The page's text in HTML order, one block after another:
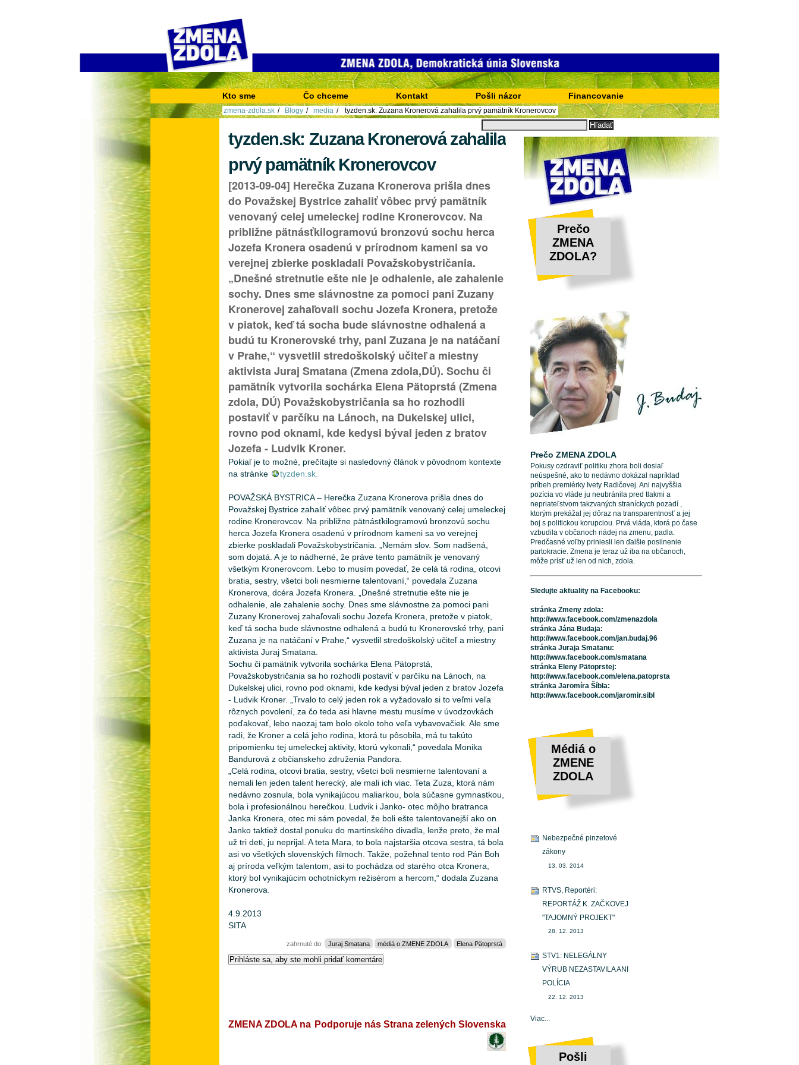
Kto sme Čo chceme Kontakt Pošli názor Financovanie
zmena-zdola.sk / Blogy / media /
tyzden.sk: Zuzana Kronerová zahalila prvý pamätník Kronerovcov
Rozšírené
vyhľadávanie...
tyzden.sk: Zuzana Kronerová zahalila
prvý pamätník Kronerovcov
[2013-09-04] Herečka Zuzana Kronerova prišla dnes
do Považskej Bystrice zahaliť vôbec prvý pamätník
venovaný celej umeleckej rodine Kronerovcov. Na
približne pätnásťkilogramovú bronzovú sochu herca
Jozefa Kronera osadenú v prírodnom kameni sa vo
verejnej zbierke poskladali Považskobystričania.
„Dnešné stretnutie ešte nie je odhalenie, ale zahalenie
sochy. Dnes sme slávnostne za pomoci pani Zuzany
Kronerovej zahaľovali sochu Jozefa Kronera, pretože
v piatok, keď tá socha bude slávnostne odhalená a
budú tu Kronerovské trhy, pani Zuzana je na natáčaní
v Prahe,“ vysvetlil stredoškolský učiteľ a miestny
aktivista Juraj Smatana (Zmena zdola,DÚ). Sochu či
pamätník vytvorila sochárka Elena Pätoprstá (Zmena
zdola, DÚ) Považskobystričania sa ho rozhodli
postaviť v parčíku na Lánoch, na Dukelskej ulici,
rovno pod oknami, kde kedysi býval jeden z bratov
Jozefa - Ludvik Kroner.
Pokiaľ je to možné, prečítajte si nasledovný článok v pôvodnom kontexte
na stránke
tyzden.sk.
POVAŽSKÁ BYSTRICA – Herečka Zuzana Kronerova prišla dnes do
Považskej Bystrice zahaliť vôbec prvý pamätník venovaný celej umeleckej
rodine Kronerovcov. Na približne pätnásťkilogramovú bronzovú sochu
herca Jozefa Kronera osadenú v prírodnom kameni sa vo verejnej
zbierke poskladali Považskobystričania. „Nemám slov. Som nadšená,
som dojatá. A je to nádherné, že práve tento pamätník je venovaný
všetkým Kronerovcom. Lebo to musím povedať, že celá tá rodina, otcovi
bratia, sestry, všetci boli nesmierne talentovaní,“ povedala Zuzana
Kronerova, dcéra Jozefa Kronera. „Dnešné stretnutie ešte nie je
odhalenie, ale zahalenie sochy. Dnes sme slávnostne za pomoci pani
Zuzany Kronerovej zahaľovali sochu Jozefa Kronera, pretože v piatok,
keď tá socha bude slávnostne odhalená a budú tu Kronerovské trhy, pani
Zuzana je na natáčaní v Prahe,“ vysvetlil stredoškolský učiteľ a miestny
aktivista Juraj Smatana.
Sochu či pamätník vytvorila sochárka Elena Pätoprstá,
Považskobystričania sa ho rozhodli postaviť v parčíku na Lánoch, na
Dukelskej ulici, rovno pod oknami, kde kedysi býval jeden z bratov Jozefa
- Ludvik Kroner. „Trvalo to celý jeden rok a vyžadovalo si to veľmi veľa
rôznych povolení, za čo teda asi hlavne mestu musíme v úvodzovkách
poďakovať, lebo naozaj tam bolo okolo toho veľa vybavovačiek. Ale sme
radi, že Kroner a celá jeho rodina, ktorá tu pôsobila, má tu takúto
pripomienku tej umeleckej aktivity, ktorú vykonali,“ povedala Monika
Bandurová z občianskeho združenia Pandora.
„Celá rodina, otcovi bratia, sestry, všetci boli nesmierne talentovaní a
nemali len jeden talent herecký, ale mali ich viac. Teta Zuza, ktorá nám
nedávno zosnula, bola vynikajúcou maliarkou, bola súčasne gymnastkou,
bola i profesionálnou herečkou. Ludvik i Janko- otec môjho bratranca
Janka Kronera, otec mi sám povedal, že boli ešte talentovanejší ako on.
Janko taktiež dostal ponuku do martinského divadla, lenže preto, že mal
už tri deti, ju neprijal. A teta Mara, to bola najstaršia otcova sestra, tá bola
asi vo všetkých slovenských filmoch. Takže, požehnal tento rod Pán Boh
aj príroda veľkým talentom, asi to pochádza od starého otca Kronera,
ktorý bol vynikajúcim ochotníckym režisérom a hercom,“ dodala Zuzana
Kronerova.
4.9.2013
SITA
zahrnuté do: Juraj Smatana médiá o ZMENE ZDOLA Elena Pätoprstá
ZMENA ZDOLA na Podporuje nás Strana zelených Slovenska
Prečo
ZMENA
ZDOLA?
Prečo ZMENA ZDOLA
Pokusy ozdraviť politiku zhora boli dosiaľ
neúspešné, ako to nedávno dokázal napríklad
príbeh premiérky Ivety Radičovej. Ani najvyššia
pozícia vo vláde ju neubránila pred tlakmi a
nepriateľstvom takzvaných straníckych pozadí ,
ktorým prekážal jej dôraz na transparentnosť a jej
boj s politickou korupciou. Prvá vláda, ktorá po čase
vzbudila v občanoch nádej na zmenu, padla.
Predčasné voľby priniesli len ďalšie posilnenie
partokracie. Zmena je teraz už iba na občanoch,
môže prísť už len od nich, zdola.
Sledujte aktuality na Facebooku:
stránka Zmeny zdola:
http://www.facebook.com/zmenazdola
stránka Jána Budaja:
http://www.facebook.com/jan.budaj.96
stránka Juraja Smatanu:
http://www.facebook.com/smatana
stránka Eleny Pätoprstej:
http://www.facebook.com/elena.patoprsta
stránka Jaromíra Šíbla:
http://www.facebook.com/jaromir.sibl
Médiá o
ZMENE
ZDOLA
Nebezpečné pinzetové
zákony
13. 03. 2014
RTVS, Reportéri:
REPORTÁŽ K. ZAČKOVEJ
"TAJOMNÝ PROJEKT"
28. 12. 2013
STV1: NELEGÁLNY
VÝRUB NEZASTAVILA ANI
POLÍCIA
22. 12. 2013
Médiá
-
Viac...
Pošli